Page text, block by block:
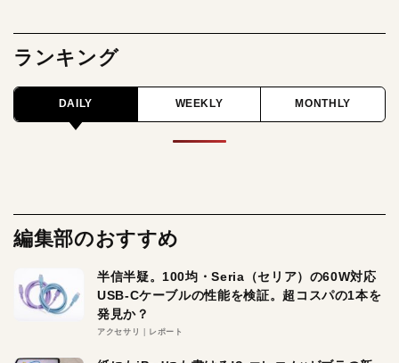
ランキング
DAILY WEEKLY MONTHLY
編集部のおすすめ
半信半疑。100均・Seria（セリア）の60W対応
USB-Cケーブルの性能を検証。超コスパの1本を
発見か？
アクセサリ レポート